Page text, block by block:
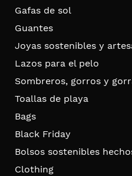
Gafas de sol
Guantes
Joyas sostenibles y
Lazos para el pelo
Sombreros, gorros y
Toallas de playa
Bags
Black Friday
Bolsos sostenibles
Clothing